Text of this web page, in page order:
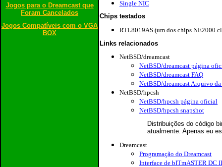
Jogos para o Dreamcast que
Foram Cancelados
Jogos Compatíveis com o VGA
BOX
Single NIC
Chips testados
RTL8019AS (um dos chips NE2000
Links relacionados
NetBSD/dreamcast
NetBSD/dreamcast página
NetBSD/dreamcast FAQ
NetBSD/dreamcast Arquivo
NetBSD/hpcsh
NetBSD/hpcsh página oficial
NetBSD/hpcsh snapshot
Distribuições do código
atualmente. Apenas eu
Dreamcast
Programação do Dreamcast
Interface de bITmASTER DC